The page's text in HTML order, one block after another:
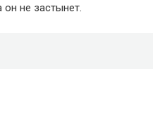
не застынет.